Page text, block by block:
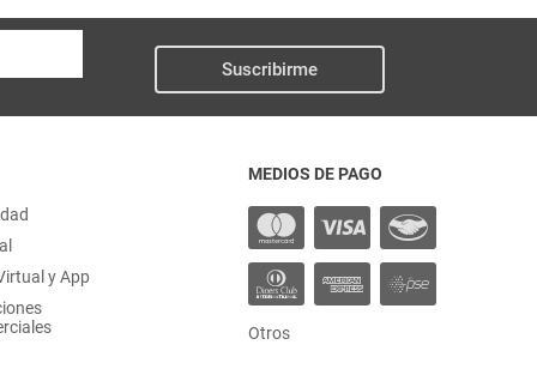
Suscribirme
y App
MEDIOS DE PAGO
Otros